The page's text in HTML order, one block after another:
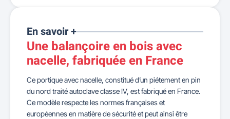
En savoir +
Une balançoire en bois avec
nacelle, fabriquée en France
Ce portique avec nacelle, constitué d’un piétement en pin
du nord traité autoclave classe IV, est fabriqué en France.
Ce modèle respecte les normes françaises et
européennes en matière de sécurité et peut ainsi être